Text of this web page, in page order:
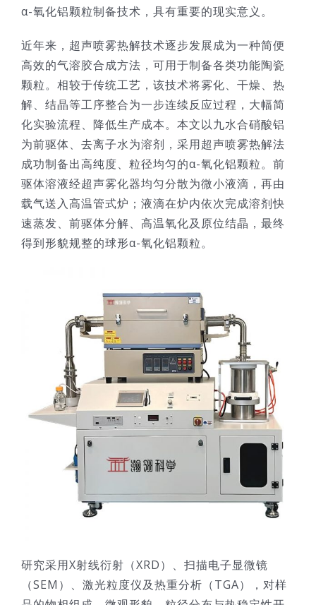
α-氧化铝颗粒制备技术，具有重要的现实意义。
近年来，超声喷雾热解技术逐步发展成为一种简便
高效的气溶胶合成方法，可用于制备各类功能陶瓷
颗粒。相较于传统工艺，该技术将雾化、干燥、热
解、结晶等工序整合为一步连续反应过程，大幅简
化实验流程、降低生产成本。本文以九水合硝酸铝
为前驱体、去离子水为溶剂，采用超声喷雾热解法
成功制备出高纯度、粒径均匀的α-氧化铝颗粒。前
驱体溶液经超声雾化器均匀分散为微小液滴，再由
载气送入高温管式炉；液滴在炉内依次完成溶剂快
速蒸发、前驱体分解、高温氧化及原位结晶，最终
得到形貌规整的球形α-氧化铝颗粒。
研究采用X射线衍射（XRD）、扫描电子显微镜
（SEM）、激光粒度仪及热重分析（TGA），对样